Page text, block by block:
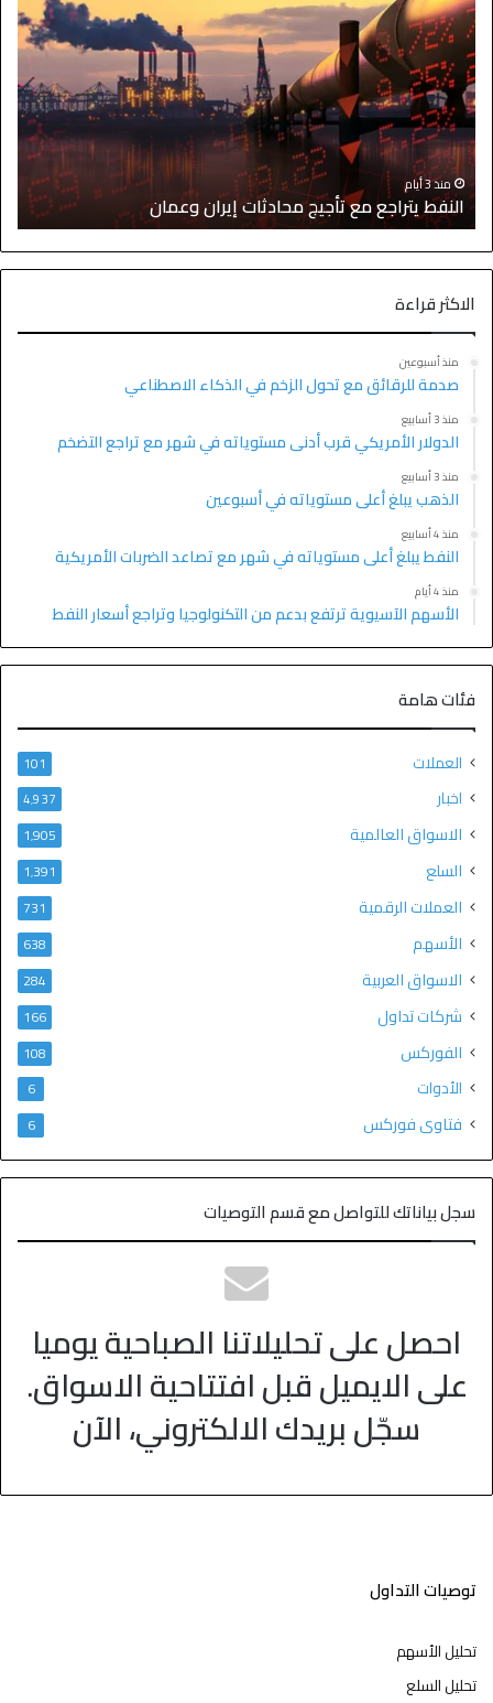
منذ 3 أيام
النفط يتراجع مع تأجيج محادثات إيران وعمان
الاكثر قراءة
منذ أسبوعين
صدمة للرقائق مع تحول الزخم في الذكاء الاصطناعي
منذ 3 أسابيع
الدولار الأمريكي قرب أدنى مستوياته في شهر مع تراجع التضخم
منذ 3 أسابيع
الذهب يبلغ أعلى مستوياته في أسبوعين
منذ 4 أسابيع
النفط يبلغ أعلى مستوياته في شهر مع تصاعد الضربات الأمريكية
منذ 4 أيام
الأسهم الآسيوية ترتفع بدعم من التكنولوجيا وتراجع أسعار النفط
فئات هامة
العملات 101
اخبار 4٬937
الاسواق العالمية 1٬905
السلع 1٬391
العملات الرقمية 731
الأسهم 638
الاسواق العربية 284
شركات تداول 166
الفوركس 108
الأدوات 6
فتاوى فوركس 6
سجل بياناتك للتواصل مع قسم التوصيات
احصل على تحليلاتنا الصباحية يوميا
على الايميل قبل افتتاحية الاسواق.
سجّل بريدك الالكتروني، الآن
توصيات التداول
تحليل الأسهم
تحليل السلع